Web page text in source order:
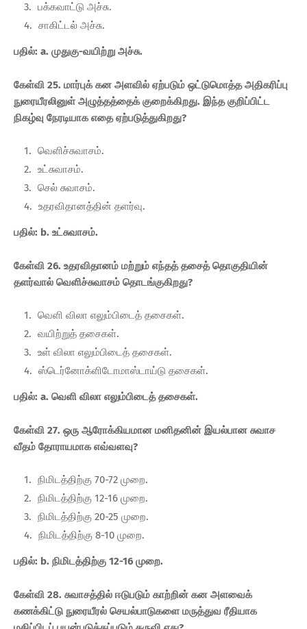
பக்கவாட்டு அச்சு.
சாகிட்டல் அச்சு.
பதில்: a. முதுகு-வயிற்று அச்சு.
கேள்வி 25. மார்புக் கன அளவில் ஏற்படும் ஒட்டுமொத்த அதிகரிப்பு
நுரையீரலினுள் அழுத்தத்தைக் குறைக்கிறது. இந்த குறிப்பிட்ட
நிகழ்வு நேரடியாக எதை ஏற்படுத்துகிறது?
வெளிச்சுவாசம்.
உட்சுவாசம்.
செல் சுவாசம்.
உதரவிதானத்தின் தளர்வு.
பதில்: b. உட்சுவாசம்.
கேள்வி 26. உதரவிதானம் மற்றும் எந்தத் தசைத் தொகுதியின்
தளர்வால் வெளிச்சுவாசம் தொடங்குகிறது?
வெளி விலா எலும்பிடைத் தசைகள்.
வயிற்றுத் தசைகள்.
உள் விலா எலும்பிடைத் தசைகள்.
ஸ்டெர்னோக்ளிடோமாஸ்டாய்டு தசைகள்.
பதில்: a. வெளி விலா எலும்பிடைத் தசைகள்.
கேள்வி 27. ஒரு ஆரோக்கியமான மனிதனின் இயல்பான சுவாச
வீதம் தோராயமாக எவ்வளவு?
நிமிடத்திற்கு 70-72 முறை.
நிமிடத்திற்கு 12-16 முறை.
நிமிடத்திற்கு 20-25 முறை.
நிமிடத்திற்கு 8-10 முறை.
பதில்: b. நிமிடத்திற்கு 12-16 முறை.
கேள்வி 28. சுவாசத்தில் ஈடுபடும் காற்றின் கன அளவைக்
கணக்கிட்டு நுரையீரல் செயல்பாடுகளை மருத்துவ ரீதியாக